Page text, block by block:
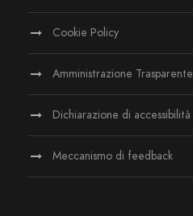
Cookie Policy
Amministrazione Trasparente
Dichiarazione di accessibilità
Meccanismo di feedback